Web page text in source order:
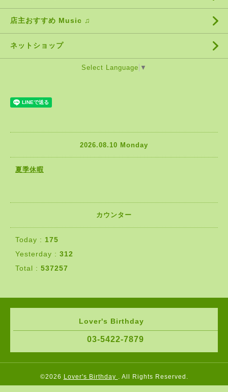
店主おすすめ Music ♫
ネットショップ
Select Language ▼
2026.08.10 Monday
夏季休暇
カウンター
Today : 175
Yesterday : 312
Total : 537257
Lover's Birthday
03-5422-7879
©2026 Lover's Birthday . All Rights Reserved.